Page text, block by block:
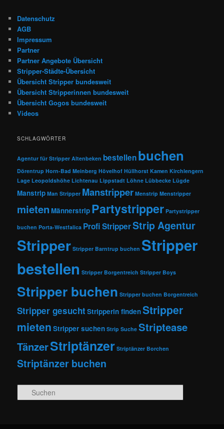
Datenschutz
AGB
Impressum
Partner
Partner Angebote Übersicht
Stripper-Städte-Übersicht
Übersicht Stripper bundesweit
Übersicht Stripperinnen bundesweit
Übersicht Gogos bundesweit
Videos
SCHLAGWÖRTER
Agentur für Stripper Altenbeken bestellenbuchen
Dörentrup Horn-Bad Meinberg Hövelhof Hüllhorst Kamen Kirchlengern
Lage Leopoldshöhe Lichtenau Lippstadt Löhne Lübbecke Lügde
Manstrip Man Stripper Manstripper Menstrip Menstripper
mieten Männerstrip Partystripper Partystripper
buchen Porta-Westfalica Profi StripperStrip Agentur
Stripper Stripper Barntrup buchen Stripper
bestellen Stripper Borgentreich Stripper Boys
Stripper buchen Stripper buchen Borgentreich
Stripper gesuchtStripperin findenStripper
mieten Stripper suchen Strip Suche Striptease
TänzerStriptänzer Striptänzer Borchen
Striptänzer buchen
Suchen